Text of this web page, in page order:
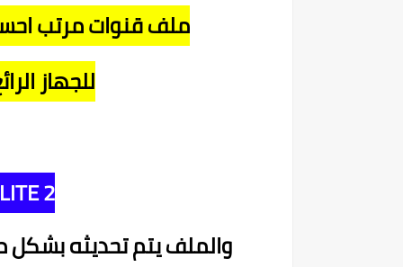
ملف قنوات مرتب
للجهاز
2
والملف يتم تحديثه